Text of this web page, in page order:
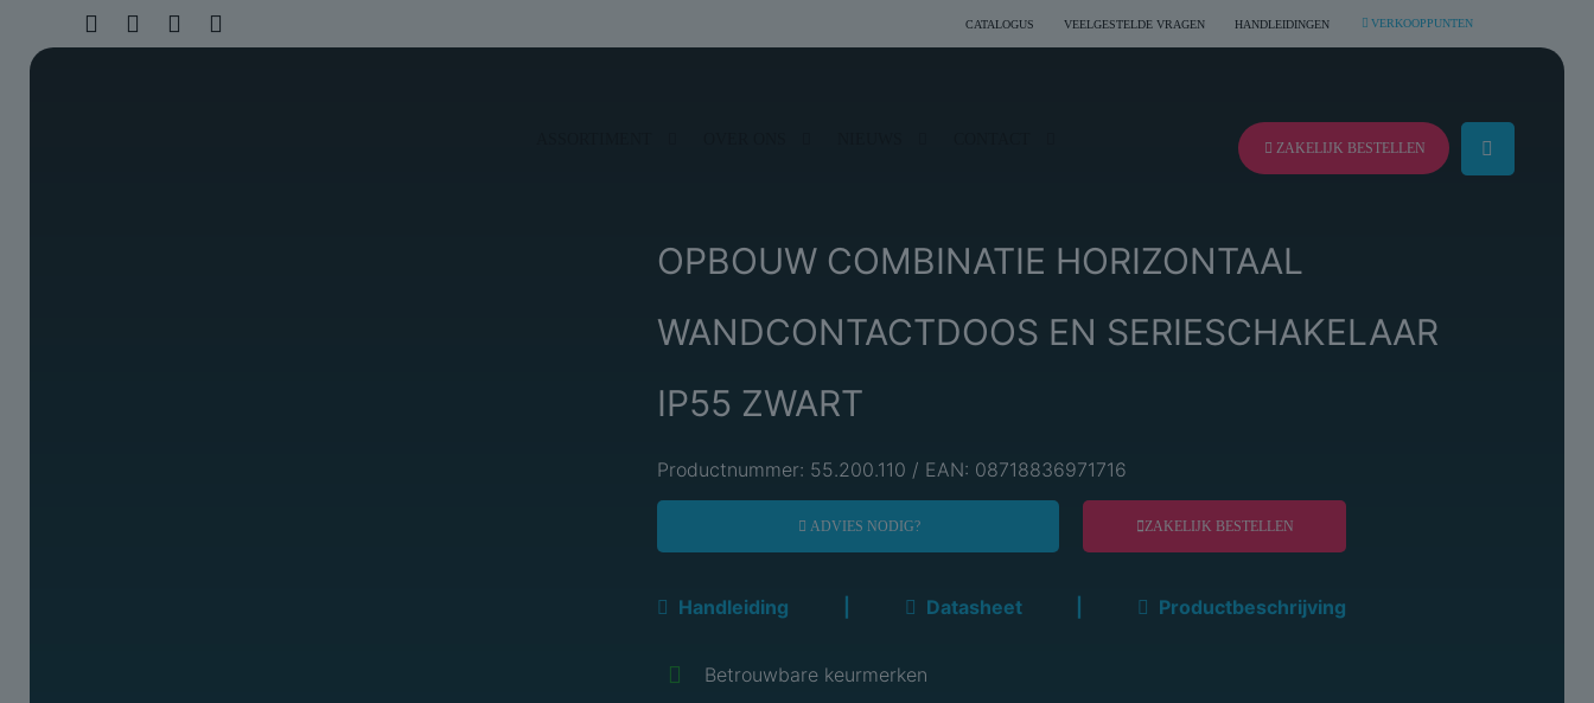
CATALOGUS VEELGESTELDE VRAGEN HANDLEIDINGEN VERKOOPPUNTEN
ZAKELIJK BESTELLEN
OPBOUW COMBINATIE HORIZONTAAL
WANDCONTACTDOOS EN SERIESCHAKELAAR
IP55 ZWART
Productnummer: 55.200.110 / EAN: 08718836971716
ADVIES NODIG? ZAKELIJK BESTELLEN
Handleiding Datasheet Productbeschrijving
Betrouwbare keurmerken